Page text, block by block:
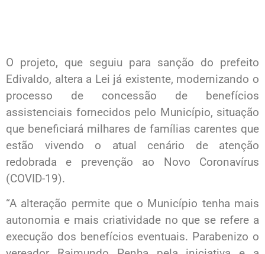
O projeto, que seguiu para sanção do prefeito
Edivaldo, altera a Lei já existente, modernizando o
processo de concessão de benefícios
assistenciais fornecidos pelo Município, situação
que beneficiará milhares de famílias carentes que
estão vivendo o atual cenário de atenção
redobrada e prevenção ao Novo Coronavírus
(COVID-19).
“A alteração permite que o Município tenha mais
autonomia e mais criatividade no que se refere a
execução dos benefícios eventuais. Parabenizo o